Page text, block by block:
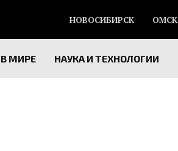
НОВОСИБИРСК ОМСК
В МИРЕ НАУКА И ТЕХНОЛОГИИ